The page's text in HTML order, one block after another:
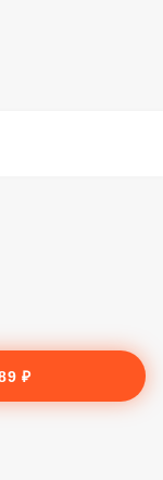
₽